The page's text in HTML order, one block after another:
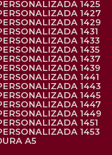
1425
1427
1429
1431
1433
1435
1437
1439
1441
1443
1445
1447
1449
1451
1453
A5